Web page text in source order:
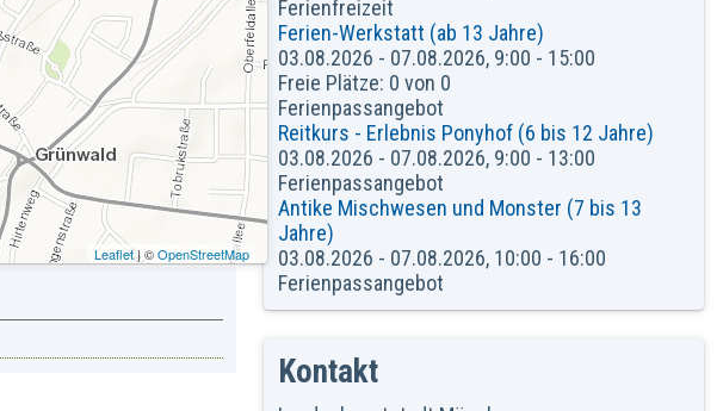
Leaflet| ©OpenStreetMap
Ferienfreizeit
Ferien-Werkstatt (ab 13 Jahre)
03.08.2026 - 07.08.2026, 9:00 - 15:00
Freie Plätze: 0 von 0
Ferienpassangebot
Reitkurs - Erlebnis Ponyhof (6 bis 12 Jahre)
03.08.2026 - 07.08.2026, 9:00 - 13:00
Ferienpassangebot
Antike Mischwesen und Monster (7 bis 13
Jahre)
03.08.2026 - 07.08.2026, 10:00 - 16:00
Ferienpassangebot
Kontakt